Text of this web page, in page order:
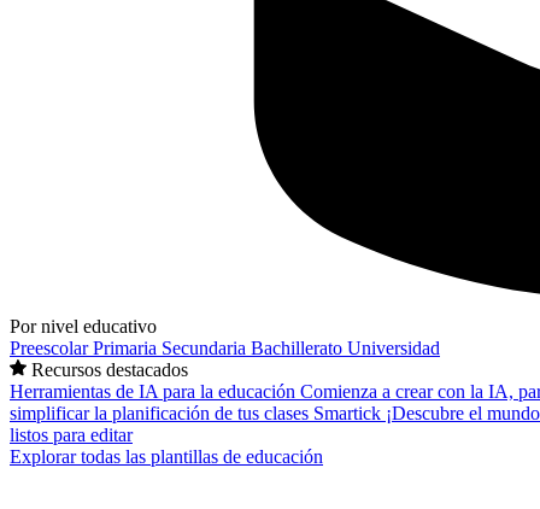
Por nivel educativo
PreescolarPrimaria Secundaria Bachillerato Universidad
Recursos destacados
Herramientas de IA para la educación Comienza a crear con la IA,
simplificar la planificación de tus clases Smartick ¡Descubre el
listos para editar
Explorar todas las plantillas de educación